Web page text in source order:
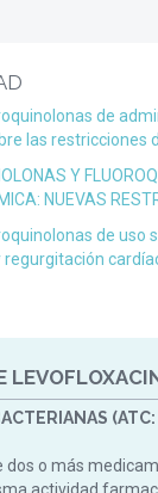
de
las restricciones
Y
NUEVAS
de uso
dos o más